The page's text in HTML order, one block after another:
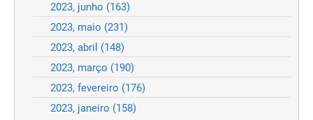
2023, junho (163)
2023, maio (231)
2023, abril (148)
2023, março (190)
2023, fevereiro (176)
2023, janeiro (158)